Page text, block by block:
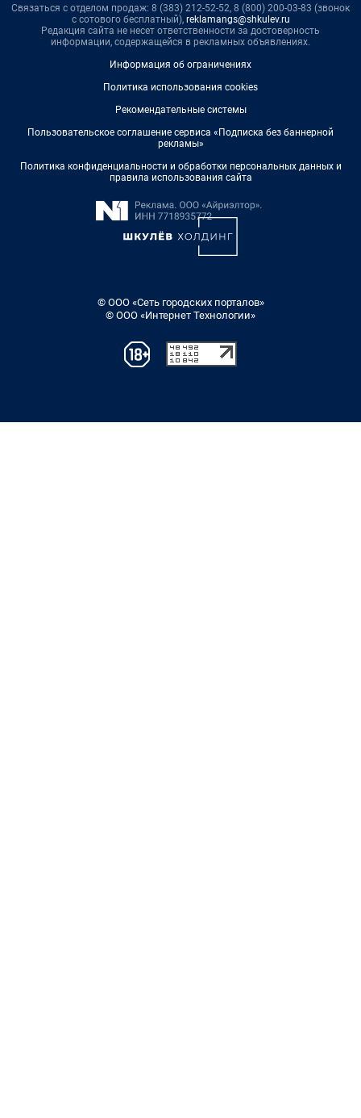
Связаться с отделом продаж: 8 (383) 212-52-52, 8 (800) 200-03-83 (звонок
с сотового бесплатный), reklamangs@shkulev.ru
Редакция сайта не несет ответственности за достоверность
информации, содержащейся в рекламных объявлениях.
Информация об ограничениях
Политика использования cookies
Рекомендательные системы
Пользовательское соглашение сервиса «Подписка без баннерной
рекламы»
Политика конфиденциальности и обработки персональных данных и
правила использования сайта
© ООО «Сеть городских порталов»
© ООО «Интернет Технологии»